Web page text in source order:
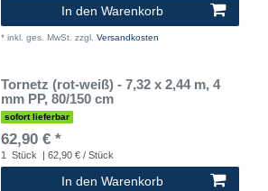
In den Warenkorb
* inkl. ges. MwSt. zzgl. Versandkosten
Tornetz (rot-weiß) - 7,32 x 2,44 m, 4
mm PP, 80/150 cm
sofort lieferbar
62,90 € *
1 Stück | 62,90 € / Stück
In den Warenkorb